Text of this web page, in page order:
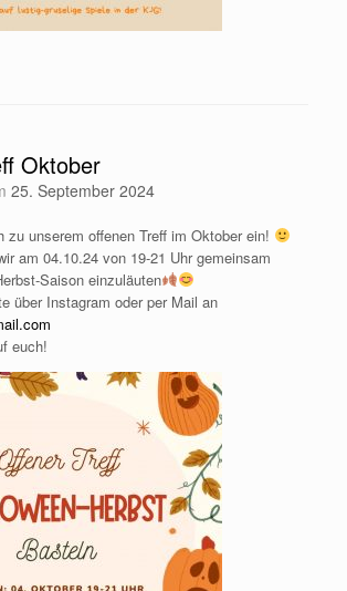
Oktober
25. September 2024
zu unserem offenen Treff im Oktober ein!
am 04.10.24 von 19-21 Uhr gemeinsam
Saison einzuläuten
über Instagram oder per Mail an
euch!